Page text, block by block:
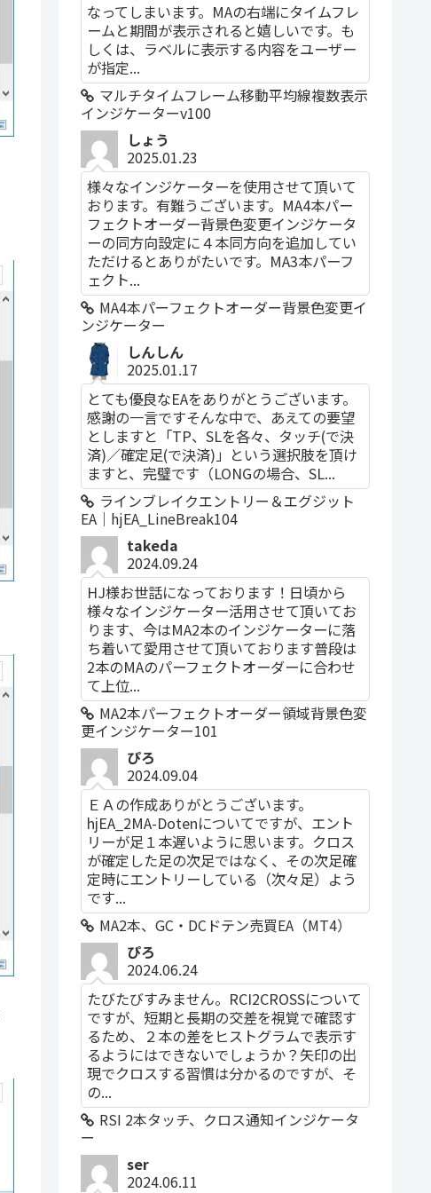
なってしまいます。MAの右端にタイムフレ
ームと期間が表示されると嬉しいです。も
しくは、ラベルに表示する内容をユーザー
が指定...
マルチタイムフレーム移動平均線複数表示
インジケーターv100
しょう
2025.01.23
様々なインジケーターを使用させて頂いて
おります。有難うございます。MA4本パー
フェクトオーダー背景色変更インジケータ
ーの同方向設定に４本同方向を追加してい
ただけるとありがたいです。MA3本パーフ
ェクト...
MA4本パーフェクトオーダー背景色変更イ
ンジケーター
しんしん
2025.01.17
とても優良なEAをありがとうございます。
感謝の一言ですそんな中で、あえての要望
としますと「TP、SLを各々、タッチ(で決
済)／確定足(で決済)」という選択肢を頂け
ますと、完璧です（LONGの場合、SL...
ラインブレイクエントリー＆エグジット
EA｜hjEA_LineBreak104
takeda
2024.09.24
HJ様お世話になっております！日頃から
様々なインジケーター活用させて頂いてお
ります、今はMA2本のインジケーターに落
ち着いて愛用させて頂いております普段は
2本のMAのパーフェクトオーダーに合わせ
て上位...
MA2本パーフェクトオーダー領域背景色変
更インジケーター101
ぴろ
2024.09.04
ＥＡの作成ありがとうございます。
hjEA_2MA-Dotenについてですが、エント
リーが足１本遅いように思います。クロス
が確定した足の次足ではなく、その次足確
定時にエントリーしている（次々足）よう
です...
MA2本、GC・DCドテン売買EA（MT4）
ぴろ
2024.06.24
たびたびすみません。RCI2CROSSについて
ですが、短期と長期の交差を視覚で確認す
るため、２本の差をヒストグラムで表示す
るようにはできないでしょうか？矢印の出
現でクロスする習慣は分かるのですが、そ
の...
RSI 2本タッチ、クロス通知インジケータ
ー
ser
2024.06.11